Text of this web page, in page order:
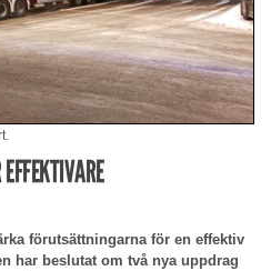
förutsättningarna för en effektiv
har beslutat om två nya uppdrag